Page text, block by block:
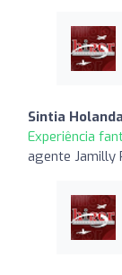
Sintia Holanda
Experiência
agente Jamilly